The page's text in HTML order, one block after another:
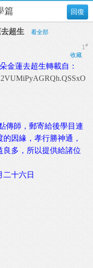
回復
篇
超生 看全部
1#
收藏
金蓮去超生轉載自：
傳師，郵寄給後學目連
因緣，孝行勝神通，
良多，所以提供給諸位
二十六日